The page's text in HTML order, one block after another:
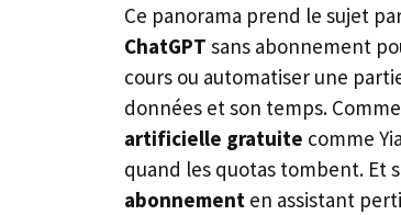
Ce panorama prend le sujet
ChatGPT sans abonnement
cours ou automatiser une
données et son temps.
artificielle gratuite comme
quand les quotas tombent.
abonnement en assistant